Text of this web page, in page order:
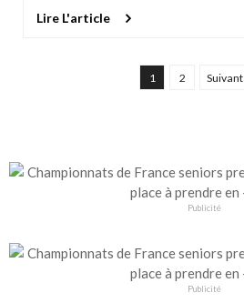
Lire L'article
n
i
o
1 2 Suivant
Publicité
Publicité